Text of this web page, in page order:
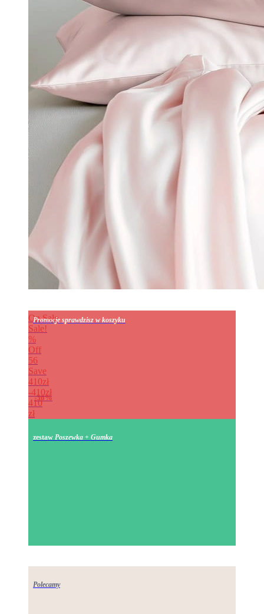
On Sale
Sale!
%
Off
56
Save
410zł
410zł
56%
410
zł
Promocje sprawdzisz w koszyku
zestaw Poszewka + Gumka
Polecamy